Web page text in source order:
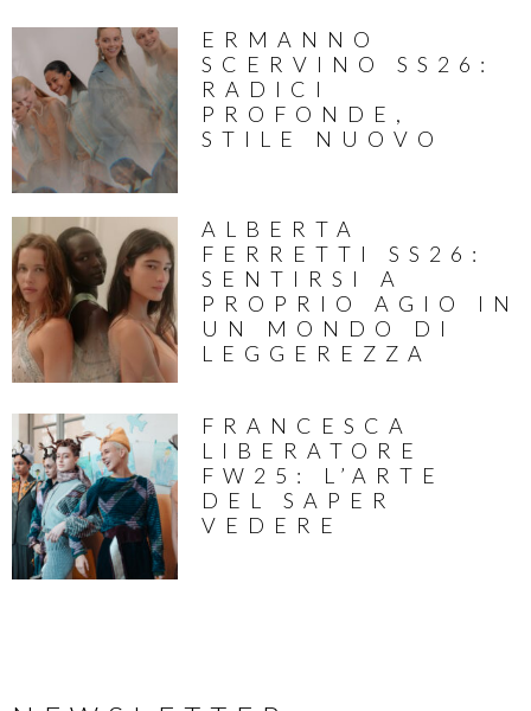
ERMANNO
SCERVINO SS26:
RADICI
PROFONDE,
STILE NUOVO
ALBERTA
FERRETTI SS26:
SENTIRSI A
PROPRIO AGIO IN
UN MONDO DI
LEGGEREZZA
FRANCESCA
LIBERATORE
FW25: L’ARTE
DEL SAPER
VEDERE